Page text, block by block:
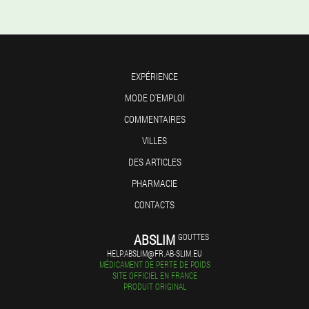
EXPÉRIENCE
MODE D'EMPLOI
COMMENTAIRES
VILLES
DES ARTICLES
PHARMACIE
CONTACTS
ABSLIM GOUTTES
HELP.ABSLIM@FR.AB-SLIM.EU
MÉDICAMENT DE PERTE DE POIDS
SITE OFFICIEL EN FRANCE
PRODUIT ORIGINAL